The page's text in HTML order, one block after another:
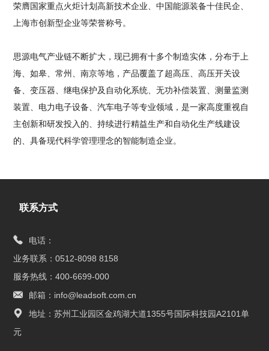
荣膺国家重点火炬计划高新技术企业、中国能源装备十佳民企、
上海市创新型企业等荣誉称号。
思源电气产业链不断扩大，现已拥有十多个制造实体，分布于上
海、如皋、常州、南京等地，产品覆盖了超高压、高压开关设
备、变压器、继电保护及自动化系统、无功补偿装置、测量监测
装置、电力电子设备、汽车电子等专业领域，是一家高度重视自
主创新和研发投入的、持续进行精益生产和自动化生产线建设
的、具备现代科学管理理念的智能制造企业。
联系方式
电话：
业务联系：0512-8098 8158
服务热线：400-6699-000
邮箱：info@leadsoft.com.cn
地址：苏州工业园区金鸡湖大道1355号国际科技园A2101单
元